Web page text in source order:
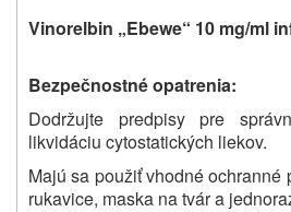
Vinorelbin „Ebewe“ 10 mg/ml
Bezpečnostné opatrenia:
Dodržujte predpisy pre
likvidáciu cytostatických liekov.
Majú sa použiť vhodné ochranné
rukavice, maska na tvár a